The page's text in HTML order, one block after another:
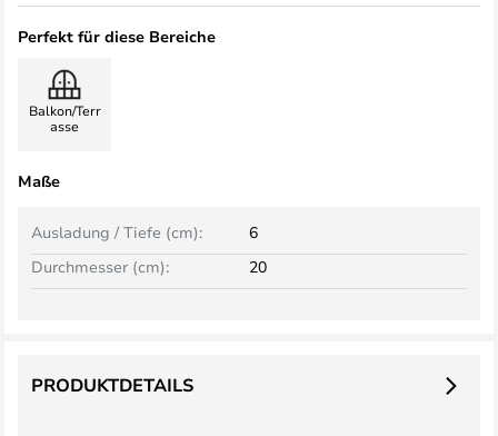
Perfekt für diese Bereiche
Balkon/Terr
asse
Maße
Ausladung / Tiefe (cm):
6
Durchmesser (cm):
20
PRODUKTDETAILS